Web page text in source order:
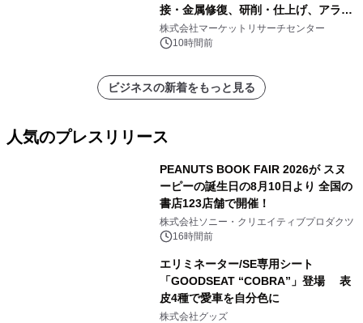
接・金属修復、研削・仕上げ、アライ
メント、その他）・分析レポートを発
表
株式会社マーケットリサーチセンター
10時間前
ビジネスの新着をもっと見る
人気のプレスリリース
PEANUTS BOOK FAIR 2026が スヌ
ーピーの誕生日の8月10日より 全国の
書店123店舗で開催！
株式会社ソニー・クリエイティブプロダクツ
16時間前
エリミネーター/SE専用シート
「GOODSEAT “COBRA”」登場 表
皮4種で愛車を自分色に
株式会社グッズ